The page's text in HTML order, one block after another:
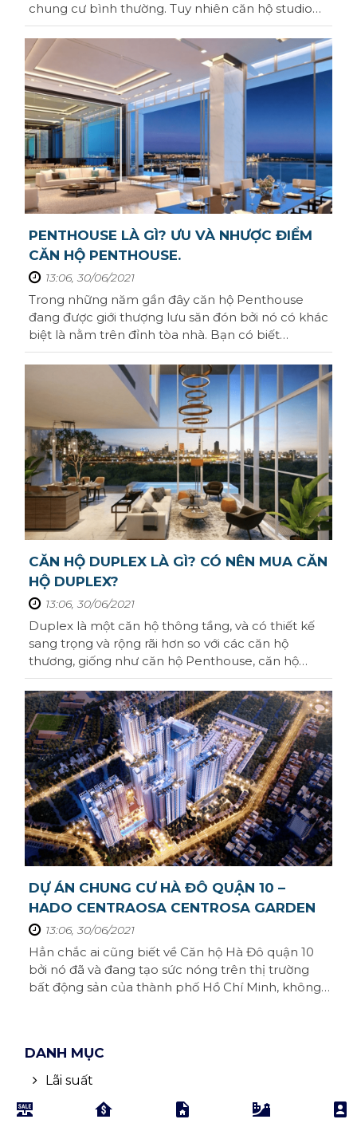
chung cư bình thường. Tuy nhiên căn hộ studio
khác một chỗ là ngôi nhà không có tường ngăn
cách, vậy nên nó tạo cảm giác rộng rãi và không
gian sẽ thoáng hơn rất nhiều.Vậy ưu điểm và
nhược điểm của loại hình này như thế nào? ...
PENTHOUSE LÀ GÌ? ƯU VÀ NHƯỢC ĐIỂM
CĂN HỘ PENTHOUSE.
13:06, 30/06/2021
Trong những năm gần đây căn hộ Penthouse
đang được giới thượng lưu săn đón bởi nó có khác
biệt là nằm trên đỉnh tòa nhà. Bạn có biết
Penthouse là gì chưa? Hãy cùng Homeseek tìm
hiểu vì sao căn hộ Penthouse luôn được giới
thượng lưu quan tâm đến vậy nhé.Penthouse là
gì?Penthouse là gìPenthouselà những căn hộ ...
CĂN HỘ DUPLEX LÀ GÌ? CÓ NÊN MUA CĂN
HỘ DUPLEX?
13:06, 30/06/2021
Duplex là một căn hộ thông tầng, và có thiết kế
sang trọng và rộng rãi hơn so với các căn hộ
thương, giống như căn hộ Penthouse, căn hộ
duplex cũng nằm tại các tầng trung của tòa
chung cư, và có với thiết kế tầng thông như ban
công đây chính là căn hộ được giới thượng lưu sẵn
đón, bạn đã hiểu chính xác về căn hộ ...
DỰ ÁN CHUNG CƯ HÀ ĐÔ QUẬN 10 –
HADO CENTRAOSA CENTROSA GARDEN
13:06, 30/06/2021
Hẳn chắc ai cũng biết về Căn hộ Hà Đô quận 10
bởi nó đã và đang tạo sức nóng trên thị trường
bất động sản của thành phố Hồ Chí Minh, không
nét về Dự Án chung cư Hà Đô – ...
DANH MỤC
Lãi suất
Tài chính